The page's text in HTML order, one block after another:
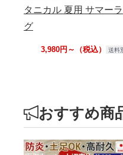
タニカル 夏用 サマーラ
グ
3,980円～（税込） 送料
おすすめ商